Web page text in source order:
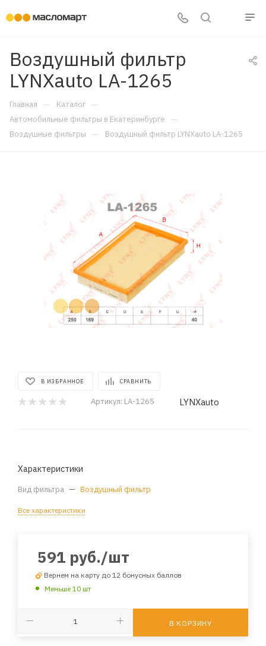
Воздушный фильтр
LYNXauto LA-1265
Главная — Каталог —
Автомобильные фильтры в Екатеринбурге —
Воздушные фильтры — Воздушный фильтр LYNXauto LA-1265
В ИЗБРАННОЕ СРАВНИТЬ
Артикул: LA-1265 LYNXauto
Характеристики
Вид фильтра — Воздушный фильтр
Все характеристики
591 руб./шт
Вернем на карту до 12 бонусных баллов
Меньше 10 шт
В КОРЗИНУ